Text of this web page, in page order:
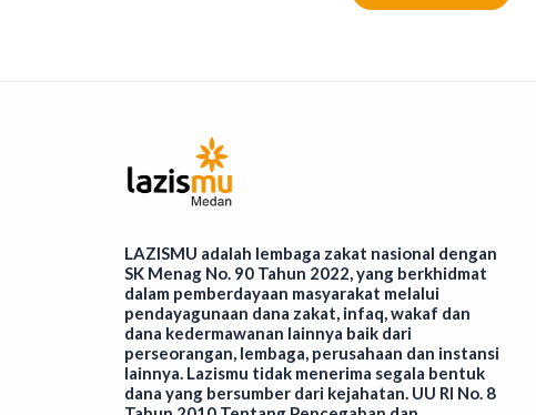
LAZISMU adalah lembaga zakat nasional dengan
SK Menag No. 90 Tahun 2022, yang berkhidmat
dalam pemberdayaan masyarakat melalui
pendayagunaan dana zakat, infaq, wakaf dan
dana kedermawanan lainnya baik dari
perseorangan, lembaga, perusahaan dan instansi
lainnya. Lazismu tidak menerima segala bentuk
dana yang bersumber dari kejahatan. UU RI No. 8